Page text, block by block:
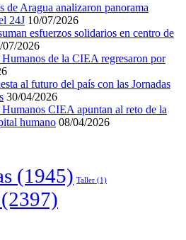
de Aragua analizaron panorama
24J 10/07/2026
esfuerzos solidarios en centro de
07/2026
Humanos de la CIEA regresaron por
al futuro del país con las Jornadas
30/04/2026
Humanos CIEA apuntan al reto de la
humano 08/04/2026
(1945) Taller (1)
(2397)